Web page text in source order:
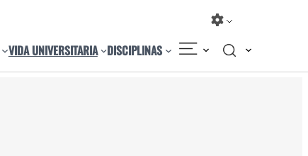
VIDA UNIVERSITARIA DISCIPLINAS